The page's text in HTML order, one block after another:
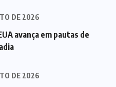
DE 2026
avança em pautas de
DE 2026